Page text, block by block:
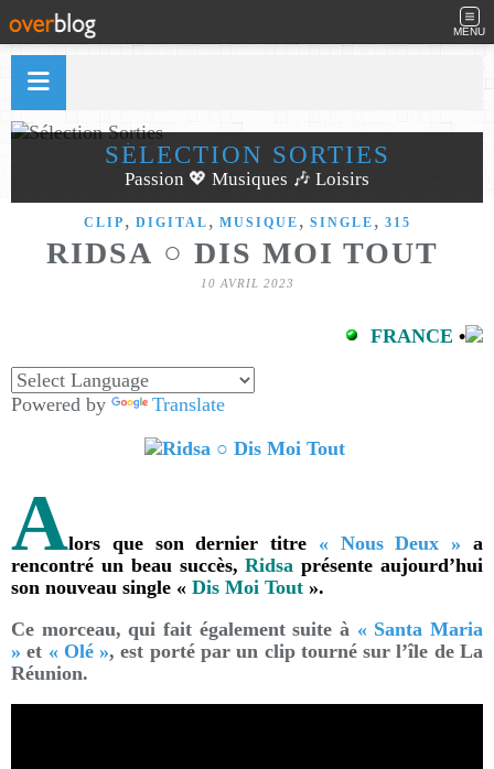
MENU
SÉLECTION SORTIES
Passion 💖 Musiques 🎶 Loisirs
CLIP , DIGITAL , MUSIQUE , SINGLE , 315
RIDSA ○ DIS MOI TOUT
10 AVRIL 2023
FRANCE •
Powered by Translate
Alors que son dernier titre « Nous Deux »
a
rencontré un beau succès,Ridsa présente aujourd’hui
son nouveau single « Dis Moi Tout ».
Ce morceau, qui fait également suite à « Santa Maria
» et « Olé », est porté par un clip tourné sur l’île de La
Réunion.